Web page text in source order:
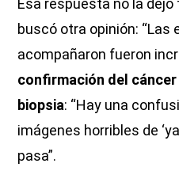
Esa respuesta no la
buscó otra opinión: “Las
acompañaron fueron
confirmación del
biopsia: “Hay una
imágenes horribles de
pasa”.